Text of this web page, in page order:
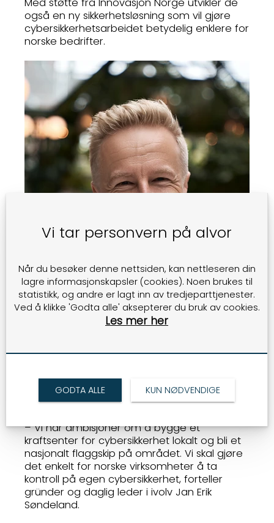
også en ny sikkerhetsløsning som vil gjøre
cybersikkerhetsarbeidet betydelig enklere for
norske bedrifter.
Jan Erik Søndeland er daglig leder i ivolv og
har høye ambisjoner for Forus-selskapet.
Foto: ivolv.
– Vi har ambisjoner om å bygge et
kraftsenter for cybersikkerhet lokalt og bli et
nasjonalt flaggskip på området. Vi skal gjøre
det enkelt for norske virksomheter å ta
kontroll på egen cybersikkerhet, forteller
gründer og daglig leder i ivolv Jan Erik
Søndeland.
Vi tar personvern på alvor
Når du besøker denne nettsiden, kan nettleseren din
lagre informasjonskapsler (cookies). Noen brukes til
statistikk, og andre er lagt inn av tredjeparttjenester.
Ved å klikke 'Godta alle' aksepterer du bruk av cookies.
Les mer her
GODTA ALLE KUN NØDVENDIGE